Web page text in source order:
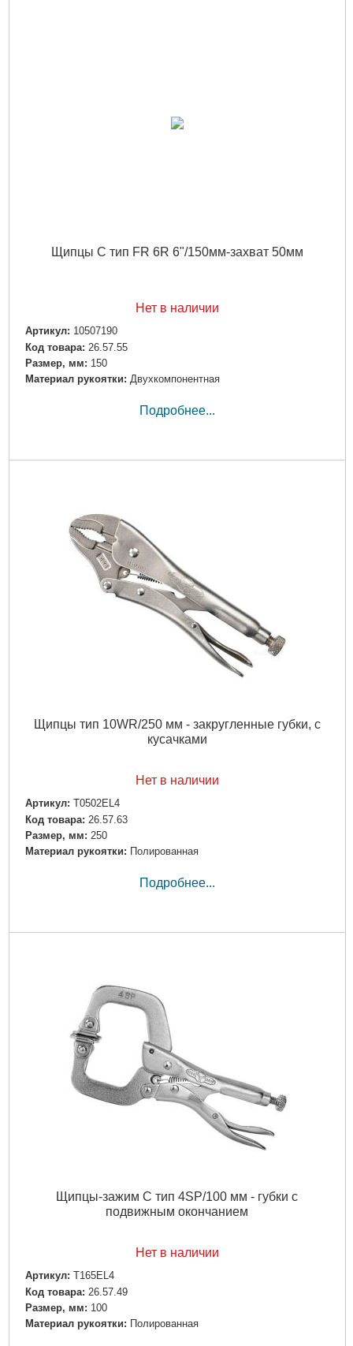
Щипцы С тип FR 6R 6"/150мм-захват 50мм
Нет в наличии
Артикул: 10507190
Код товара: 26.57.55
Размер, мм: 150
Материал рукоятки: Двухкомпонентная
Подробнее...
Щипцы тип 10WR/250 мм - закругленные губки, с
кусачками
Нет в наличии
Артикул: T0502EL4
Код товара: 26.57.63
Размер, мм: 250
Материал рукоятки: Полированная
Подробнее...
Щипцы-зажим C тип 4SP/100 мм - губки с
подвижным окончанием
Нет в наличии
Артикул: T165EL4
Код товара: 26.57.49
Размер, мм: 100
Материал рукоятки: Полированная